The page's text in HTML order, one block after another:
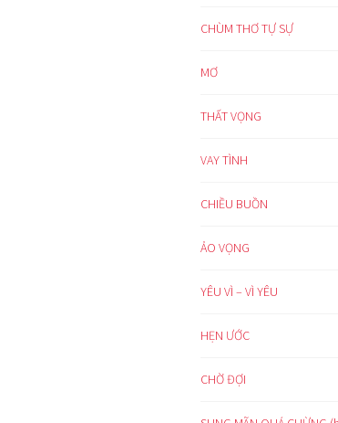
CHÙM THƠ TỰ SỰ
MƠ
THẤT VỌNG
VAY TÌNH
CHIỀU BUỒN
ẢO VỌNG
YÊU VÌ – VÌ YÊU
HẸN ƯỚC
CHỜ ĐỢI